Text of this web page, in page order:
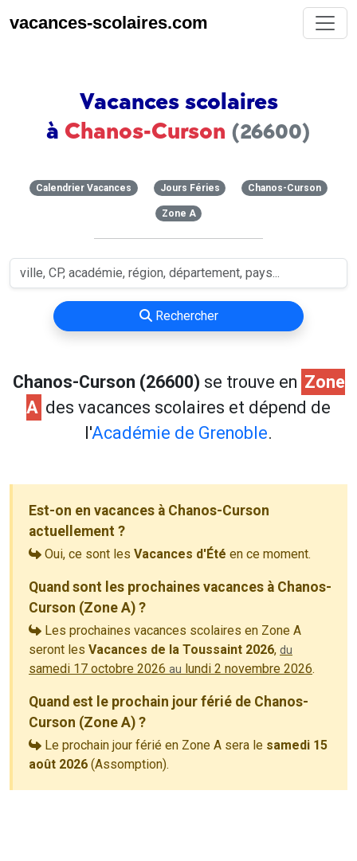
vacances-scolaires.com
Vacances scolaires
à Chanos-Curson (26600)
Calendrier Vacances Jours Féries Chanos-Curson
Zone A
Rechercher
Chanos-Curson (26600) se trouve en Zone
A des vacances scolaires et dépend de
l'Académie de Grenoble.
Est-on en vacances à Chanos-Curson
actuellement ?
Oui, ce sont les Vacances d'Été en ce moment.
Quand sont les prochaines vacances à Chanos-
Curson (Zone A) ?
Les prochaines vacances scolaires en Zone A
seront les Vacances de la Toussaint 2026, du
samedi 17 octobre 2026 au lundi 2 novembre 2026.
Quand est le prochain jour férié de Chanos-
Curson (Zone A) ?
Le prochain jour férié en Zone A sera le samedi 15
août 2026 (Assomption).